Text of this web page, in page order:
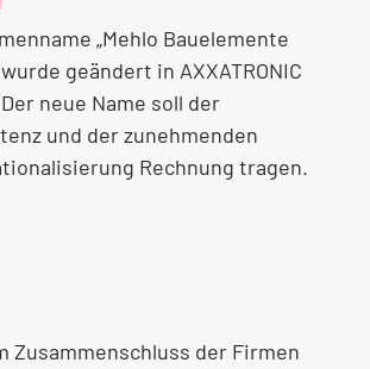
„Mehlo Bauelemente
wurde geändert in AXXATRONIC
neue Name soll der
und der zunehmenden
Rechnung tragen.
Zusammenschluss der Firmen